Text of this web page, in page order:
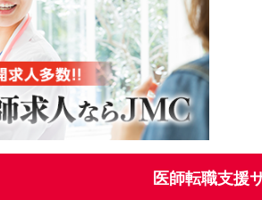
医師転職支援